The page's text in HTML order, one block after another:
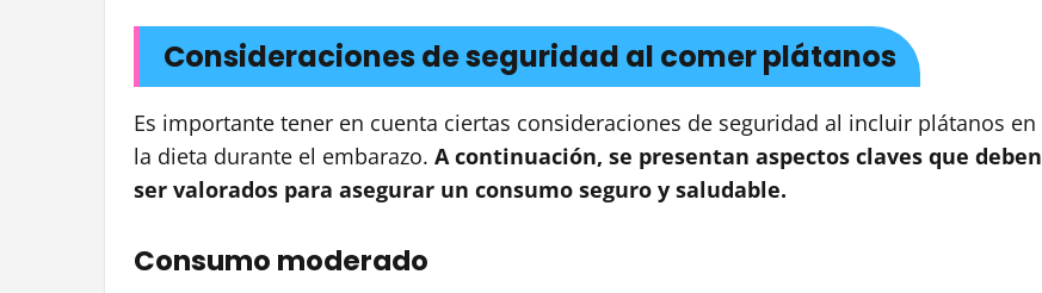
Consideraciones de seguridad al comer plátanos
Es importante tener en cuenta ciertas consideraciones de seguridad al incluir plátanos en
la dieta durante el embarazo. A continuación, se presentan aspectos claves que deben
ser valorados para asegurar un consumo seguro y saludable.
Consumo moderado